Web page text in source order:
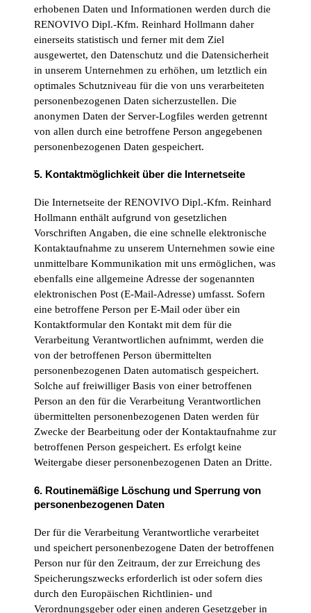
erhobenen Daten und Informationen werden durch die
RENOVIVO Dipl.-Kfm. Reinhard Hollmann daher
einerseits statistisch und ferner mit dem Ziel
ausgewertet, den Datenschutz und die Datensicherheit
in unserem Unternehmen zu erhöhen, um letztlich ein
optimales Schutzniveau für die von uns verarbeiteten
personenbezogenen Daten sicherzustellen. Die
anonymen Daten der Server-Logfiles werden getrennt
von allen durch eine betroffene Person angegebenen
personenbezogenen Daten gespeichert.
5. Kontaktmöglichkeit über die Internetseite
Die Internetseite der RENOVIVO Dipl.-Kfm. Reinhard
Hollmann enthält aufgrund von gesetzlichen
Vorschriften Angaben, die eine schnelle elektronische
Kontaktaufnahme zu unserem Unternehmen sowie eine
unmittelbare Kommunikation mit uns ermöglichen, was
ebenfalls eine allgemeine Adresse der sogenannten
elektronischen Post (E-Mail-Adresse) umfasst. Sofern
eine betroffene Person per E-Mail oder über ein
Kontaktformular den Kontakt mit dem für die
Verarbeitung Verantwortlichen aufnimmt, werden die
von der betroffenen Person übermittelten
personenbezogenen Daten automatisch gespeichert.
Solche auf freiwilliger Basis von einer betroffenen
Person an den für die Verarbeitung Verantwortlichen
übermittelten personenbezogenen Daten werden für
Zwecke der Bearbeitung oder der Kontaktaufnahme zur
betroffenen Person gespeichert. Es erfolgt keine
Weitergabe dieser personenbezogenen Daten an Dritte.
6. Routinemäßige Löschung und Sperrung von
personenbezogenen Daten
Der für die Verarbeitung Verantwortliche verarbeitet
und speichert personenbezogene Daten der betroffenen
Person nur für den Zeitraum, der zur Erreichung des
Speicherungszwecks erforderlich ist oder sofern dies
durch den Europäischen Richtlinien- und
Verordnungsgeber oder einen anderen Gesetzgeber in